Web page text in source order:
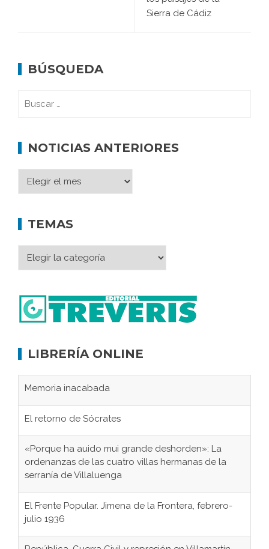
Sierra de Cádiz
BÚSQUEDA
NOTICIAS ANTERIORES
TEMAS
LIBRERÍA ONLINE
Memoria inacabada
«Porque ha auido mui grande deshorden»: La
ordenanzas de las cuatro villas hermanas de la
serranía de Villaluenga
República, Guerra Civil y represión en Villamartín,